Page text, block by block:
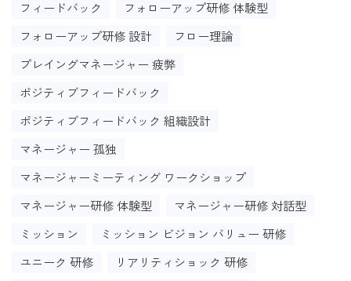
フィードバック
フォローアップ研修 体験型
フォローアップ研修 設計
フロー理論
プレイングマネージャー 疲弊
ポジティブフィードバック
ポジティブフィードバック 組織設計
マネージャー 孤独
マネージャーミーティング ワークショップ
マネージャー研修 体験型
マネージャー研修 対話型
ミッション
ミッション ビジョン バリュー 研修
ユニーク 研修
リアリティショック 研修